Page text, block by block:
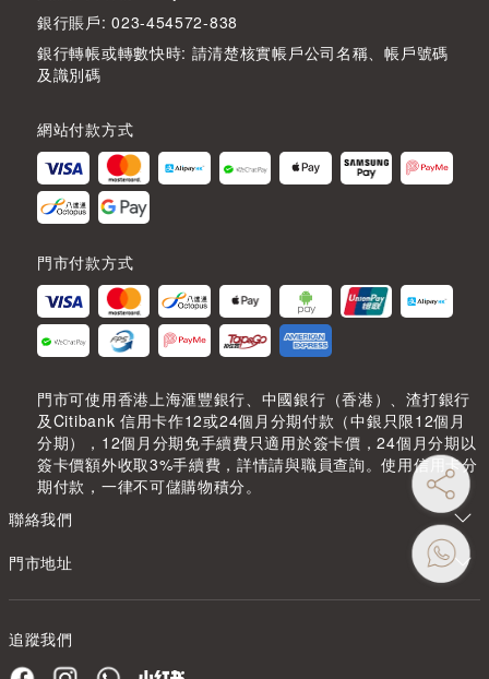
銀行賬戶: 023-454572-838
銀行轉帳或轉數快時: 請清楚核實帳戶公司名稱、帳戶號碼
及識別碼
網站付款方式
門市付款方式
門市可使用香港上海滙豐銀行、中國銀行（香港）、渣打銀行
及Citibank 信用卡作12或24個月分期付款（中銀只限12個月
分期），12個月分期免手續費只適用於簽卡價，24個月分期以
簽卡價額外收取3%手續費，詳情請與職員查詢。使用信用卡分
期付款，一律不可儲購物積分。
聯絡我們
門市地址
追蹤我們